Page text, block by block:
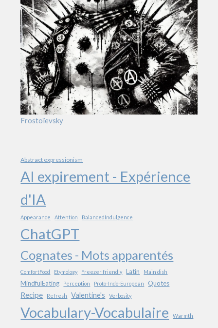
Frostoïevsky
Abstract expressionism
AI expirement - Expérience
d'IA
Appearance Attention BalancedIndulgence
ChatGPT
Cognates - Mots apparentés
ComfortFood Etymology Freezer friendly Latin Main dish
MindfulEating Perception Proto-Indo-European Quotes
Recipe Refresh Valentine's Verbosity
Vocabulary-Vocabulaire Warmth